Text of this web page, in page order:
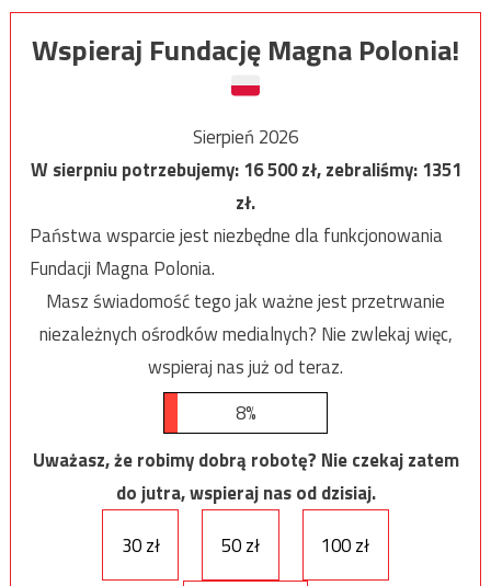
Wspieraj Fundację Magna Polonia!
Sierpień 2026
W sierpniu potrzebujemy:16 500zł, zebraliśmy:1351
zł.
Państwa wsparcie jest niezbędne dla funkcjonowania
Fundacji Magna Polonia.
Masz świadomość tego jak ważne jest przetrwanie
niezależnych ośrodków medialnych? Nie zwlekaj więc,
wspieraj nas już od teraz.
8%
Uważasz, że robimy dobrą robotę? Nie czekaj zatem
do jutra, wspieraj nas od dzisiaj.
30 zł
50 zł 100 zł